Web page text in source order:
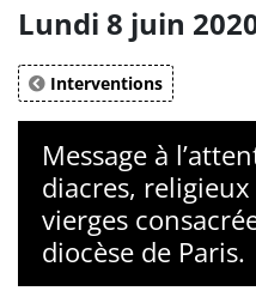
Lundi 8 juin
Interventions
Message à
diacres,
vierges
diocèse de Paris.